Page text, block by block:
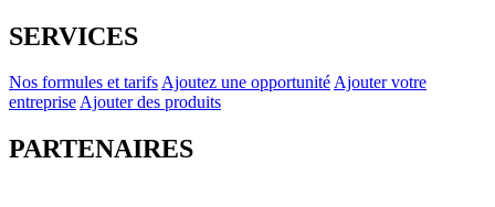
SERVICES
Nos formules et tarifsAjoutez une opportunitéAjouter votre
entrepriseAjouter des produits
PARTENAIRES